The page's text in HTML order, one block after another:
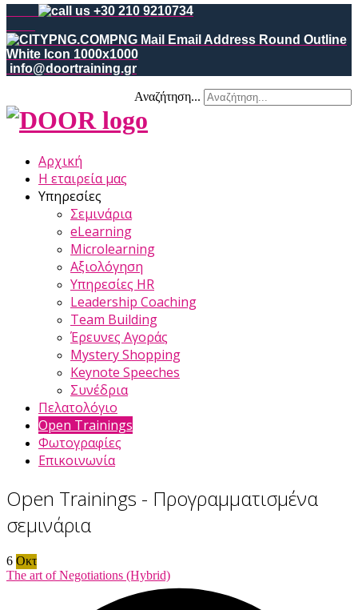
+30 210 9210734
info@doortraining.gr
Αναζήτηση...
Αρχική
Η εταιρεία μας
Υπηρεσίες
Σεμινάρια
eLearning
Microlearning
Αξιολόγηση
Υπηρεσίες HR
Leadership Coaching
Team Building
Έρευνες Αγοράς
Mystery Shopping
Keynote Speeches
Συνέδρια
Πελατολόγιο
Open Trainings
Φωτογραφίες
Επικοινωνία
Open Trainings - Προγραμματισμένα
σεμινάρια
6 Οκτ
The art of Negotiations (Hybrid)